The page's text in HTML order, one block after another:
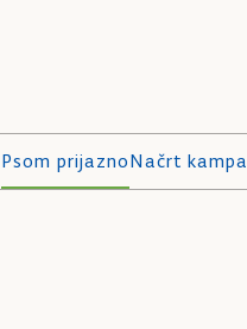
Psom prijaznoNačrt kampa